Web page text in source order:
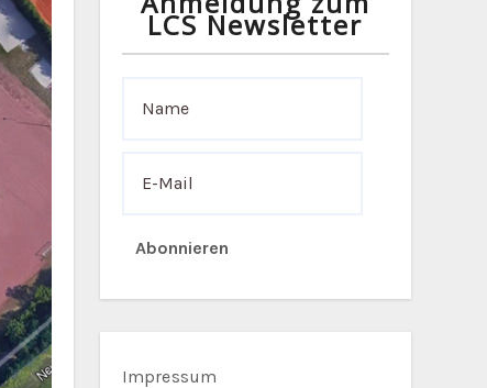
LCS Newsletter
Abonnieren
Impressum